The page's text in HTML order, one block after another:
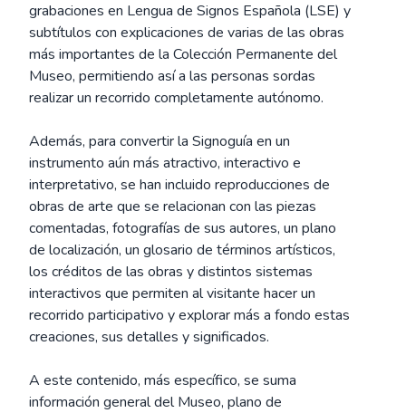
grabaciones en Lengua de Signos Española (LSE) y
subtítulos con explicaciones de varias de las obras
más importantes de la Colección Permanente del
Museo, permitiendo así a las personas sordas
realizar un recorrido completamente autónomo.
Además, para convertir la Signoguía en un
instrumento aún más atractivo, interactivo e
interpretativo, se han incluido reproducciones de
obras de arte que se relacionan con las piezas
comentadas, fotografías de sus autores, un plano
de localización, un glosario de términos artísticos,
los créditos de las obras y distintos sistemas
interactivos que permiten al visitante hacer un
recorrido participativo y explorar más a fondo estas
creaciones, sus detalles y significados.
A este contenido, más específico, se suma
información general del Museo, plano de